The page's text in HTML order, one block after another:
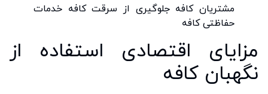
مزایای اقتصادی استفاده از
نگهبان کافه